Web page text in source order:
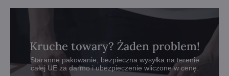
Kruche towary? Żaden problem!
Staranne pakowanie, bezpieczna wysyłka na terenie
całej UE za darmo i ubezpieczenie wliczone w cenę.